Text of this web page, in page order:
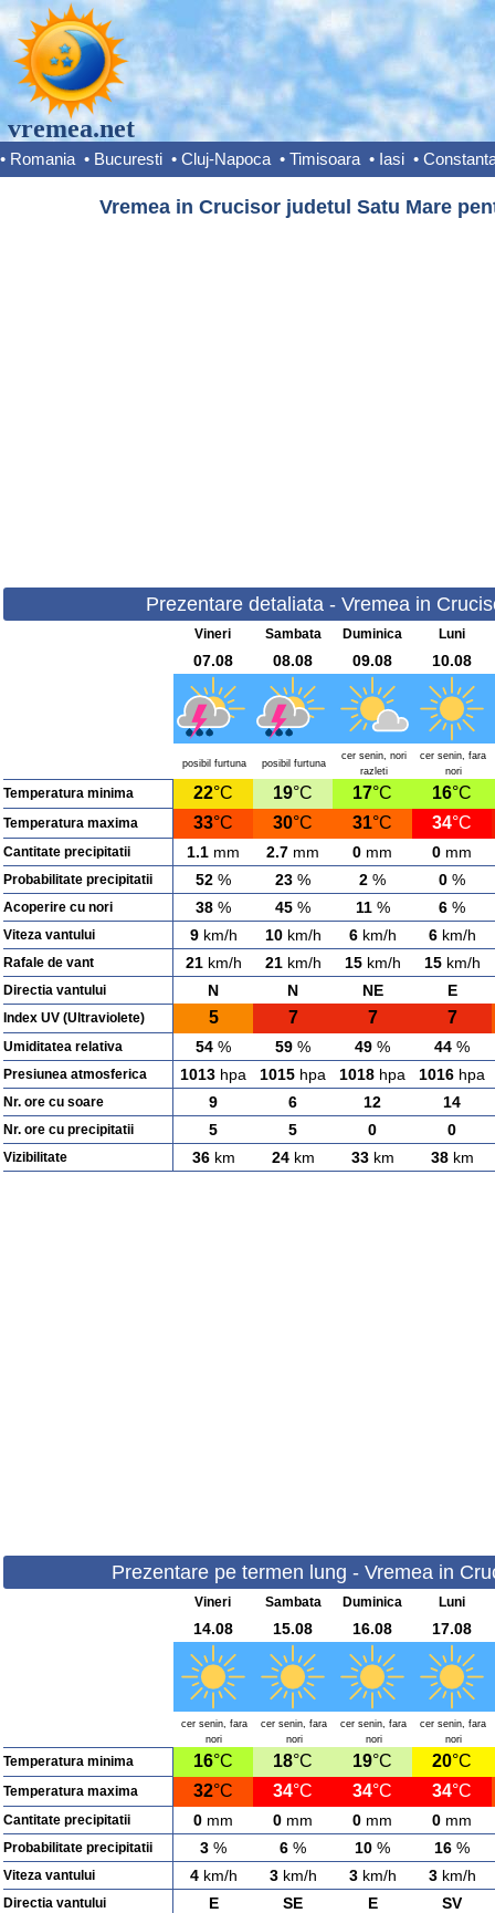
vremea.net
• Romania • Bucuresti • Cluj-Napoca • Timisoara • Iasi •
Vremea in Crucisor judetul Satu Mare
Prezentare detaliata - Vremea in
Vineri Sambata Duminica Luni
07.08 08.08 09.08 10.08
posibil furtuna posibil furtuna
cer senin, nori
razleti
cer senin, fara
nori
Temperatura minima 22°C 19°C 17°C 16°C
Temperatura maxima 33°C 30°C 31°C 34°C
Cantitate precipitatii 1.1 mm 2.7 mm 0 mm 0 mm
Probabilitate precipitatii 52 % 23 % 2 % 0 %
Acoperire cu nori 38 % 45 % 11% 6 %
Viteza vantului 9km/h 10km/h 6km/h 6km/h
Rafale de vant 21km/h 21km/h 15km/h 15km/h
Directia vantului N N NE E
Index UV (Ultraviolete) 5 7 7 7
Umiditatea relativa 54 % 59 % 49 % 44 %
Presiunea atmosferica 1013 hpa 1015 hpa 1018 hpa 1016 hpa
Nr. ore cu soare 9 6 12 14
Nr. ore cu precipitatii 5 5 0 0
Vizibilitate 36km 24km 33km 38km
Prezentare pe termen lung - Vremea in
Vineri Sambata Duminica Luni
14.08 15.08 16.08 17.08
cer senin, fara
nori
cer senin, fara
nori
cer senin, fara
nori
cer senin, fara
nori
Temperatura minima 16°C 18°C 19°C 20°C
Temperatura maxima 32°C 34°C 34°C 34°C
Cantitate precipitatii 0 mm 0 mm 0 mm 0 mm
Probabilitate precipitatii 3 % 6 % 10 % 16 %
Viteza vantului 4km/h 3km/h 3km/h 3km/h
Directia vantului E SE E SV